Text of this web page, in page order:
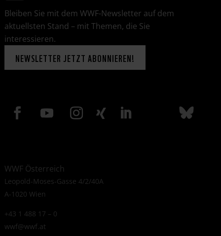
Bleiben Sie mit dem WWF-Newsletter auf dem
aktuellsten Stand – mit Themen, die Sie
interessieren.
NEWSLETTER JETZT ABONNIEREN!
WWF Österreich
Leopold-Moses-Gasse 4/2/40A
A-1020 Wien
+43 1 488 17 – 0
wwf@wwf.at